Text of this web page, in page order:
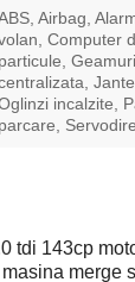
Airbag,
Computer
particule,
incalzite,
parcare,
tdi 143cp
merge